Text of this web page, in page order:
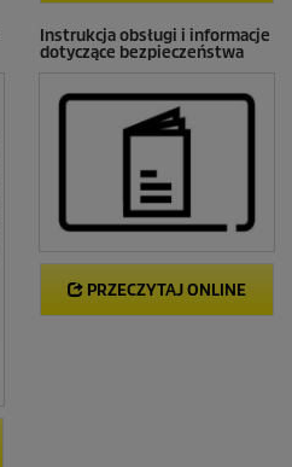
Instrukcja obsługi i informacje
dotyczące bezpieczeństwa
PRZECZYTAJ ONLINE